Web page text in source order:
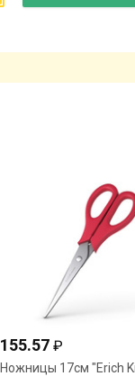
155.57 ₽
Ножницы 17см "Erich